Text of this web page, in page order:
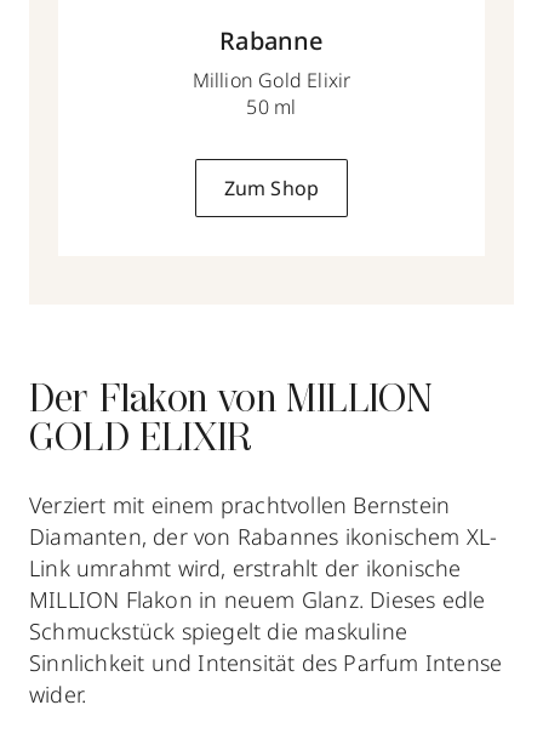
Rabanne
Million Gold Elixir
50 ml
Zum Shop
Der Flakon von MILLION
GOLD ELIXIR
Verziert mit einem prachtvollen Bernstein
Diamanten, der von Rabannes ikonischem XL-
Link umrahmt wird, erstrahlt der ikonische
MILLION Flakon in neuem Glanz. Dieses edle
Schmuckstück spiegelt die maskuline
Sinnlichkeit und Intensität des Parfum Intense
wider.